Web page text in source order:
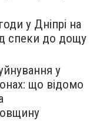
у Дніпрі на
спеки до дощу
у
що відомо